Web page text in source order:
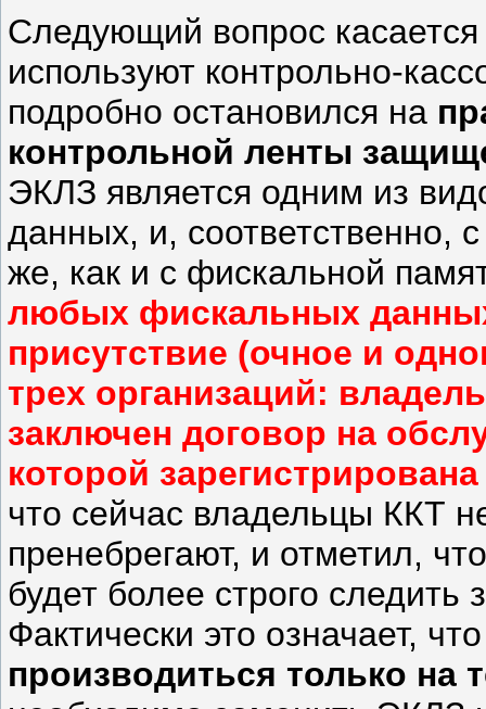
Следующий вопрос
используют контрольно-
подробно остановился на
контрольной ленты
ЭКЛЗ является одним из
данных, и, соответственно,
же, как и с фискальной
любых фискальных
присутствие (очное и
трех организаций:
заключен договор на
которой
что сейчас владельцы ККТ
пренебрегают, и отметил,
будет более строго
Фактически это означает,
производиться только на